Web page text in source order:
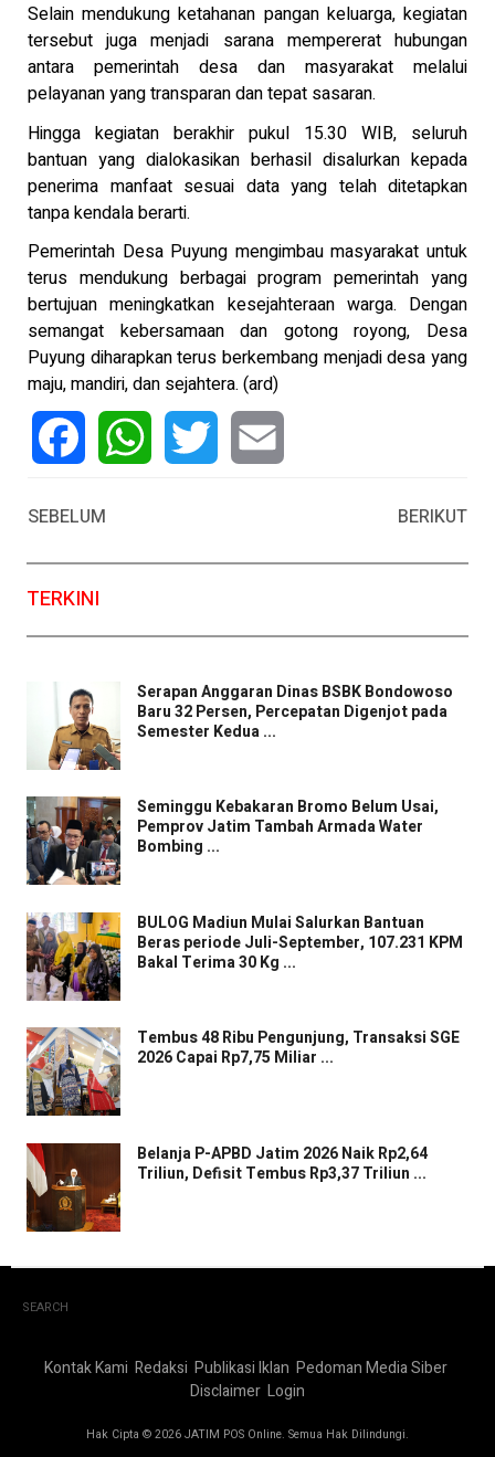
Selain mendukung ketahanan pangan keluarga, kegiatan
tersebut juga menjadi sarana mempererat hubungan
antara pemerintah desa dan masyarakat melalui
pelayanan yang transparan dan tepat sasaran.
Hingga kegiatan berakhir pukul 15.30 WIB, seluruh
bantuan yang dialokasikan berhasil disalurkan kepada
penerima manfaat sesuai data yang telah ditetapkan
tanpa kendala berarti.
Pemerintah Desa Puyung mengimbau masyarakat untuk
terus mendukung berbagai program pemerintah yang
bertujuan meningkatkan kesejahteraan warga. Dengan
semangat kebersamaan dan gotong royong, Desa
Puyung diharapkan terus berkembang menjadi desa yang
maju, mandiri, dan sejahtera. (ard)
SEBELUM
BERIKUT
TERKINI
Serapan Anggaran Dinas BSBK Bondowoso
Baru 32 Persen, Percepatan Digenjot pada
Semester Kedua ...
Seminggu Kebakaran Bromo Belum Usai,
Pemprov Jatim Tambah Armada Water
Bombing ...
BULOG Madiun Mulai Salurkan Bantuan
Beras periode Juli-September, 107.231 KPM
Bakal Terima 30 Kg ...
Tembus 48 Ribu Pengunjung, Transaksi SGE
2026 Capai Rp7,75 Miliar ...
Belanja P-APBD Jatim 2026 Naik Rp2,64
Triliun, Defisit Tembus Rp3,37 Triliun ...
SEARCH
Kontak Kami Redaksi Publikasi Iklan Pedoman Media Siber
Disclaimer Login
Hak Cipta © 2026 JATIM POS Online. Semua Hak Dilindungi.